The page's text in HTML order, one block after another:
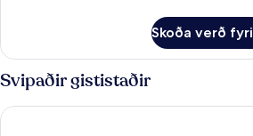
Twin
Skoða verð
Svipaðir gististaðir
Rembrandt Hotel Bangkok